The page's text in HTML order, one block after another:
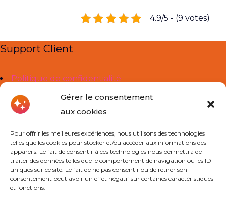
Gérer le consentement
aux cookies
Pour offrir les meilleures expériences, nous utilisons des technologies
telles que les cookies pour stocker et/ou accéder aux informations des
appareils. Le fait de consentir à ces technologies nous permettra de
traiter des données telles que le comportement de navigation ou les ID
uniques sur ce site. Le fait de ne pas consentir ou de retirer son
consentement peut avoir un effet négatif sur certaines caractéristiques
et fonctions.
4.9/5 - (9 votes)
Support Client
Politique de confidentialité
Mentions légales
À propos de nous
Cours Particuliers
Actualités